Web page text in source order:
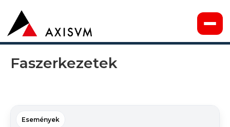
Faszerkezetek
Események